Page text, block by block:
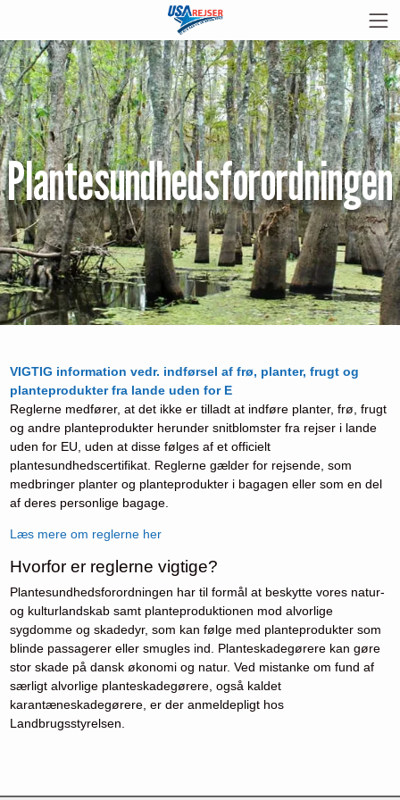
Plantesundhedsforordningen
VIGTIG information vedr. indførsel af frø, planter, frugt og
planteprodukter fra lande uden for E
Reglerne medfører, at det ikke er tilladt at indføre planter, frø, frugt
og andre planteprodukter herunder snitblomster fra rejser i lande
uden for EU, uden at disse følges af et officielt
plantesundhedscertifikat. Reglerne gælder for rejsende, som
medbringer planter og planteprodukter i bagagen eller som en del
af deres personlige bagage.
Læs mere om reglerne her
Hvorfor er reglerne vigtige?
Plantesundhedsforordningen har til formål at beskytte vores natur-
og kulturlandskab samt planteproduktionen mod alvorlige
sygdomme og skadedyr, som kan følge med planteprodukter som
blinde passagerer eller smugles ind. Planteskadegørere kan gøre
stor skade på dansk økonomi og natur. Ved mistanke om fund af
særligt alvorlige planteskadegørere, også kaldet
karantæneskadegørere, er der anmeldepligt hos
Landbrugsstyrelsen.